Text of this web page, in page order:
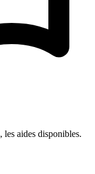
les aides disponibles.